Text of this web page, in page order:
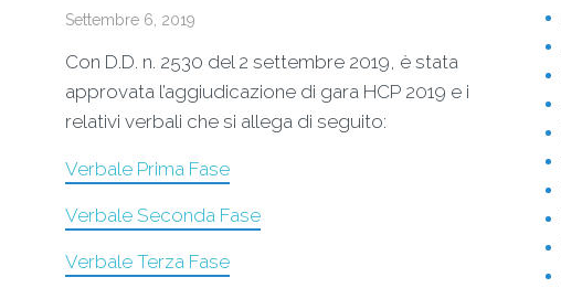
Settembre 6, 2019
Con D.D. n. 2530 del 2 settembre 2019, è stata
approvata l’aggiudicazione di gara HCP 2019 e i
relativi verbali che si allega di seguito:
Verbale Prima Fase
Verbale Seconda Fase
Verbale Terza Fase